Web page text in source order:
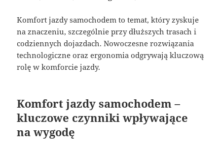
Komfort jazdy samochodem to temat, który zyskuje
na znaczeniu, szczególnie przy dłuższych trasach i
codziennych dojazdach. Nowoczesne rozwiązania
technologiczne oraz ergonomia odgrywają kluczową
rolę w komforcie jazdy.
Komfort jazdy samochodem –
kluczowe czynniki wpływające
na wygodę